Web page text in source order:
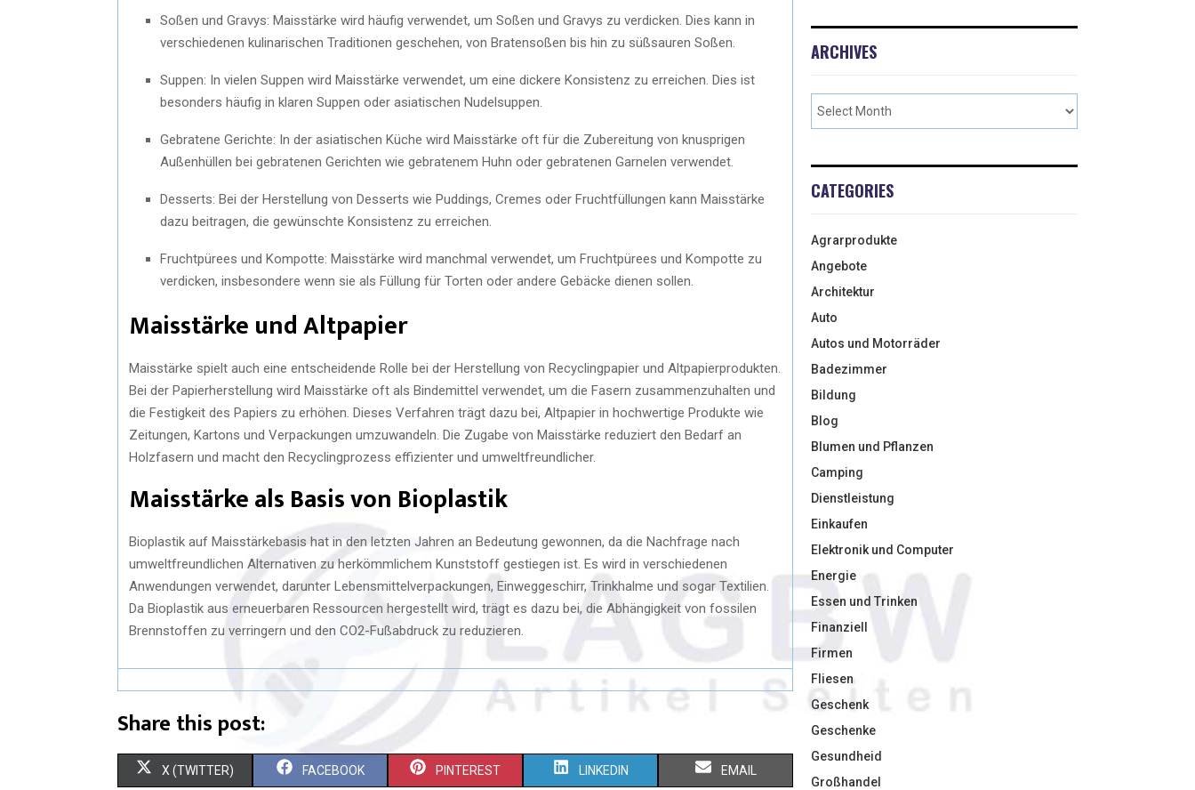
Soßen und Gravys: Maisstärke wird häufig verwendet, um Soßen und Gravys zu verdicken. Dies kann in
verschiedenen kulinarischen Traditionen geschehen, von Bratensoßen bis hin zu süßsauren Soßen.
Suppen: In vielen Suppen wird Maisstärke verwendet, um eine dickere Konsistenz zu erreichen. Dies ist
besonders häufig in klaren Suppen oder asiatischen Nudelsuppen.
Gebratene Gerichte: In der asiatischen Küche wird Maisstärke oft für die Zubereitung von knusprigen
Außenhüllen bei gebratenen Gerichten wie gebratenem Huhn oder gebratenen Garnelen verwendet.
Desserts: Bei der Herstellung von Desserts wie Puddings, Cremes oder Fruchtfüllungen kann Maisstärke
dazu beitragen, die gewünschte Konsistenz zu erreichen.
Fruchtpürees und Kompotte: Maisstärke wird manchmal verwendet, um Fruchtpürees und Kompotte zu
verdicken, insbesondere wenn sie als Füllung für Torten oder andere Gebäcke dienen sollen.
Maisstärke und Altpapier
Maisstärke spielt auch eine entscheidende Rolle bei der Herstellung von Recyclingpapier und Altpapierprodukten.
Bei der Papierherstellung wird Maisstärke oft als Bindemittel verwendet, um die Fasern zusammenzuhalten und
die Festigkeit des Papiers zu erhöhen. Dieses Verfahren trägt dazu bei, Altpapier in hochwertige Produkte wie
Zeitungen, Kartons und Verpackungen umzuwandeln. Die Zugabe von Maisstärke reduziert den Bedarf an
Holzfasern und macht den Recyclingprozess effizienter und umweltfreundlicher.
Maisstärke als Basis von Bioplastik
Bioplastik auf Maisstärkebasis hat in den letzten Jahren an Bedeutung gewonnen, da die Nachfrage nach
umweltfreundlichen Alternativen zu herkömmlichem Kunststoff gestiegen ist. Es wird in verschiedenen
Anwendungen verwendet, darunter Lebensmittelverpackungen, Einweggeschirr, Trinkhalme und sogar Textilien.
Da Bioplastik aus erneuerbaren Ressourcen hergestellt wird, trägt es dazu bei, die Abhängigkeit von fossilen
Brennstoffen zu verringern und den CO2-Fußabdruck zu reduzieren.
Share this post:
X (TWITTER) FACEBOOK PINTEREST LINKEDIN EMAIL
ARCHIVES
CATEGORIES
Agrarprodukte
Angebote
Architektur
Auto
Autos und Motorräder
Badezimmer
Bildung
Blog
Blumen und Pflanzen
Camping
Dienstleistung
Einkaufen
Elektronik und Computer
Energie
Essen und Trinken
Finanziell
Firmen
Fliesen
Geschenk
Geschenke
Gesundheid
Großhandel